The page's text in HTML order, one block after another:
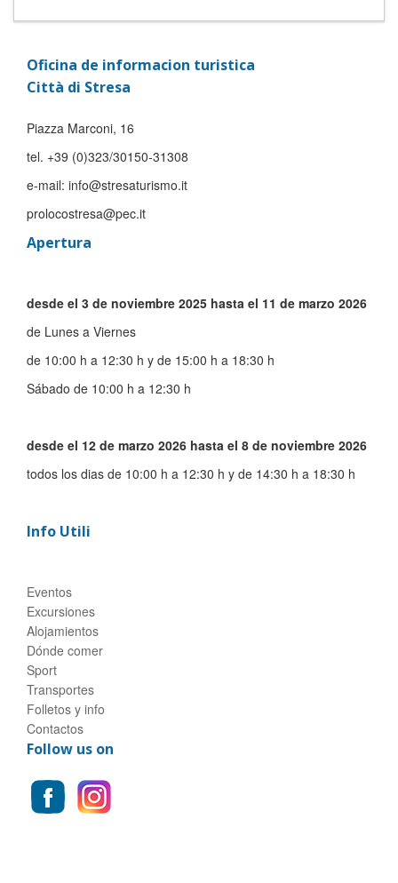
Oficina de informacion turistica
Città di Stresa
Piazza Marconi, 16
tel. +39 (0)323/30150-31308
e-mail: info@stresaturismo.it
prolocostresa@pec.it
Apertura
desde el 3 de noviembre 2025 hasta el 11 de marzo 2026
de Lunes a Viernes
de 10:00 h a 12:30 h y de 15:00 h a 18:30 h
Sábado de 10:00 h a 12:30 h
desde el 12 de marzo 2026 hasta el 8 de noviembre 2026
todos los dias de 10:00 h a 12:30 h y de 14:30 h a 18:30 h
Info Utili
Eventos
Excursiones
Alojamientos
Dónde comer
Sport
Transportes
Folletos y info
Contactos
Follow us on